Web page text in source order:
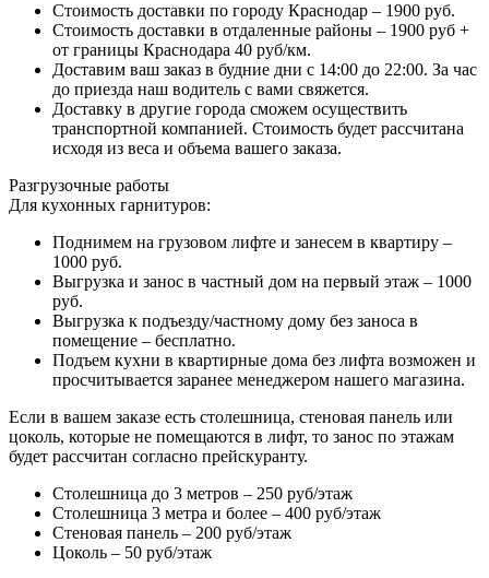
Стоимость доставки по городу Краснодар – 1900 руб.
Стоимость доставки в отдаленные районы – 1900 руб +
от границы Краснодара 40 руб/км.
Доставим ваш заказ в будние дни с 14:00 до 22:00. За час
до приезда наш водитель с вами свяжется.
Доставку в другие города сможем осуществить
транспортной компанией. Стоимость будет рассчитана
исходя из веса и объема вашего заказа.
Разгрузочные работы
Для кухонных гарнитуров:
Поднимем на грузовом лифте и занесем в квартиру –
1000 руб.
Выгрузка и занос в частный дом на первый этаж – 1000
руб.
Выгрузка к подъезду/частному дому без заноса в
помещение – бесплатно.
Подъем кухни в квартирные дома без лифта возможен и
просчитывается заранее менеджером нашего магазина.
Если в вашем заказе есть столешница, стеновая панель или
цоколь, которые не помещаются в лифт, то занос по этажам
будет рассчитан согласно прейскуранту.
Столешница до 3 метров – 250 руб/этаж
Столешница 3 метра и более – 400 руб/этаж
Стеновая панель – 200 руб/этаж
Цоколь – 50 руб/этаж